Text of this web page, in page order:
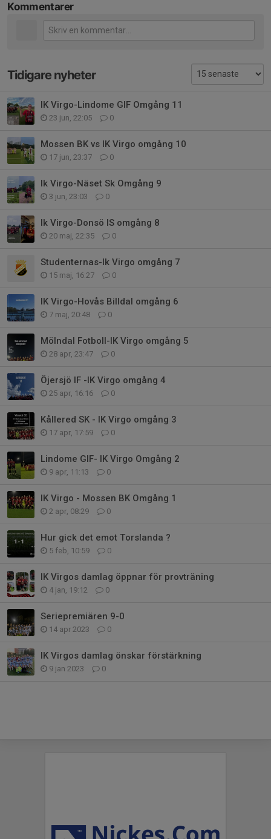
Kommentarer
Tidigare nyheter
IK Virgo-Lindome GIF Omgång 11
23 jun, 22:05 0
Mossen BK vs IK Virgo omgång 10
17 jun, 23:37 0
Ik Virgo-Näset Sk Omgång 9
3 jun, 23:03 0
Ik Virgo-Donsö IS omgång 8
20 maj, 22:35 0
Studenternas-Ik Virgo omgång 7
15 maj, 16:27 0
IK Virgo-Hovås Billdal omgång 6
7 maj, 20:48 0
Mölndal Fotboll-IK Virgo omgång 5
28 apr, 23:47 0
Öjersjö IF -IK Virgo omgång 4
25 apr, 16:16 0
Kållered SK - IK Virgo omgång 3
17 apr, 17:59 0
Lindome GIF- IK Virgo Omgång 2
9 apr, 11:13 0
IK Virgo - Mossen BK Omgång 1
2 apr, 08:29 0
Hur gick det emot Torslanda ?
5 feb, 10:59 0
IK Virgos damlag öppnar för provträning
4 jan, 19:12 0
Seriepremiären 9-0
14 apr 2023 0
IK Virgos damlag önskar förstärkning
9 jan 2023 0